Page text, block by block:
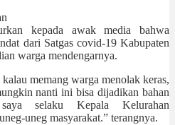
kepada awak media bahwa
dari Satgas covid-19 Kabupaten
warga mendengarnya.
memang warga menolak keras,
nanti ini bisa dijadikan bahan
selaku Kepala Kelurahan
uneg masyarakat.” terangnya.